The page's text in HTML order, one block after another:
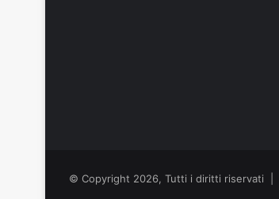
© Copyright 2026, Tutti i diritti riservati |